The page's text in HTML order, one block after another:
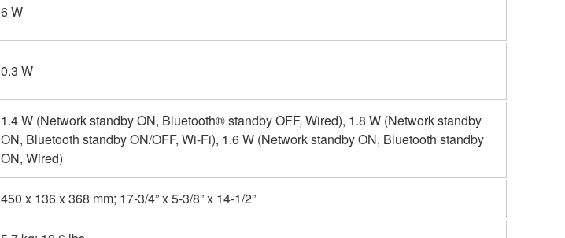
6 W
0.3 W
1.4 W (Network standby ON, Bluetooth® standby OFF, Wired), 1.8 W (Network standby
ON, Bluetooth standby ON/OFF, Wi-Fi), 1.6 W (Network standby ON, Bluetooth standby
ON, Wired)
450 x 136 x 368 mm; 17-3/4” x 5-3/8” x 14-1/2”